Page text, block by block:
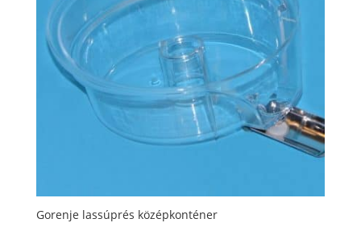
Gorenje lassúprés középkonténer